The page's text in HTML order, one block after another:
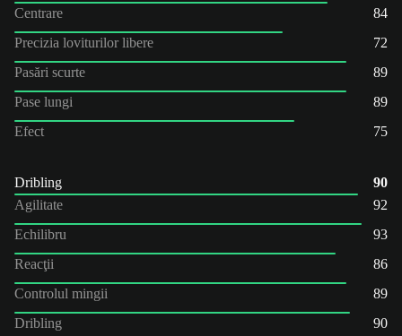
Centrare
84
Precizia loviturilor libere
72
Pasări scurte
89
Pase lungi
89
Efect
75
Dribling
90
Agilitate
92
Echilibru
93
Reacţii
86
Controlul mingii
89
Dribling
90